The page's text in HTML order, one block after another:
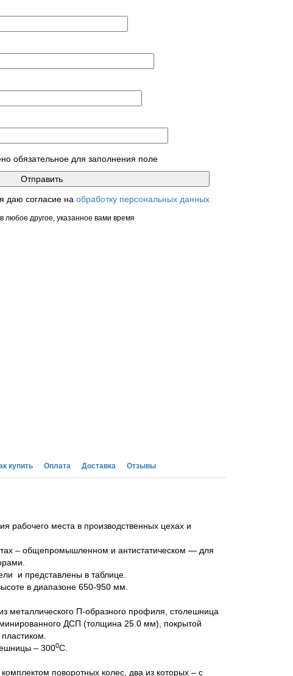
обязательное для заполнения поле
даю согласие на обработку персональных данных
любое другое, указанное вами время
купить Оплата Доставка Отзывы
рабочего места в производственных цехах и
– общепромышленном и антистатическом — для
и представлены в таблице.
в диапазоне 650-950 мм.
металлического П-образного профиля, столешница
ДСП (толщина 25.0 мм), покрытой
– 3000С.
поворотных колес, два из которых – с